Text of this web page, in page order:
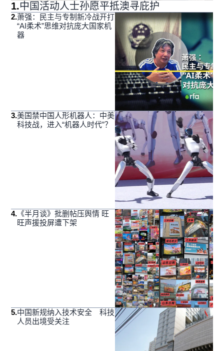
1.中国活动人士孙愿平抵澳寻庇护
2.萧强：民主与专制新冷战开打
“AI柔术”思维对抗庞大国家机
器
3.美国禁中国人形机器人：中美
科技战，进入“机器人时代”？
4. 《半月谈》批删帖压舆情 旺
旺声援投屏遭下架
5.中国新规纳入技术安全 科技
人员出境受关注